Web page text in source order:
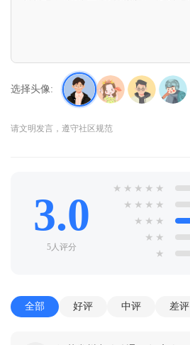
选择头像:
请文明发言，遵守社区规范
3.0
5人评分
★ ★ ★ ★ ★
★ ★ ★ ★
★ ★ ★
★ ★
★
全部 好评 中评 差评